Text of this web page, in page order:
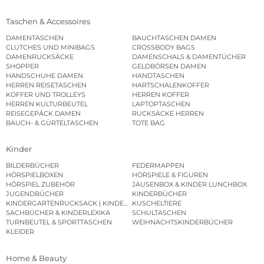
Taschen & Accessoires
DAMENTASCHEN
BAUCHTASCHEN DAMEN
CLUTCHES UND MINIBAGS
CROSSBODY BAGS
DAMENRUCKSÄCKE
DAMENSCHALS & DAMENTÜCHER
SHOPPER
GELDBÖRSEN DAMEN
HANDSCHUHE DAMEN
HANDTASCHEN
HERREN REISETASCHEN
HARTSCHALENKOFFER
KOFFER UND TROLLEYS
HERREN KOFFER
HERREN KULTURBEUTEL
LAPTOPTASCHEN
REISEGEPÄCK DAMEN
RUCKSÄCKE HERREN
BAUCH- & GÜRTELTASCHEN
TOTE BAG
Kinder
BILDERBÜCHER
FEDERMAPPEN
HÖRSPIELBOXEN
HÖRSPIELE & FIGUREN
HÖRSPIEL ZUBEHÖR
JAUSENBOX & KINDER LUNCHBOX
JUGENDBÜCHER
KINDERBÜCHER
KINDERGARTENRUCKSACK | KINDERGARTENBEUTEL
KUSCHELTIERE
SACHBÜCHER & KINDERLEXIKA
SCHULTASCHEN
TURNBEUTEL & SPORTTASCHEN
WEIHNACHTSKINDERBÜCHER
KLEIDER
Home & Beauty